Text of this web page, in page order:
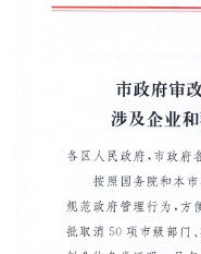
便民服務
12345網上接訴即辦